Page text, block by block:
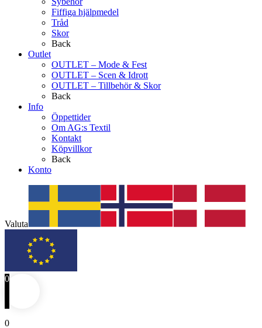
Fiffiga hjälpmedel
Tråd
Skor
Back
Outlet
OUTLET – Mode & Fest
OUTLET – Scen & Idrott
OUTLET – Tillbehör & Skor
Back
Info
Öppettider
Om AG:s Textil
Kontakt
Köpvillkor
Back
Konto
Valuta
0
0